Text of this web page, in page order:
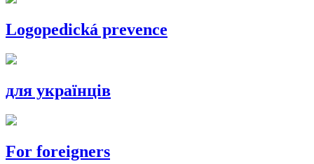
Logopedická prevence
для українців
For foreigners